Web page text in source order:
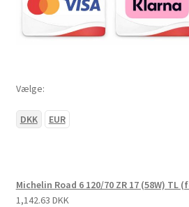
Vælge:
DKK EUR
Michelin Road 6 120/70 ZR 17 (58W) TL
1,142.63 DKK